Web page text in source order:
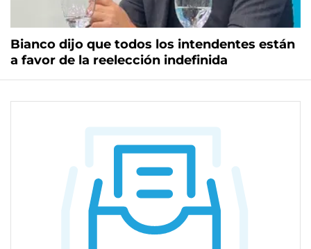
Bianco dijo que todos los intendentes están
a favor de la reelección indefinida